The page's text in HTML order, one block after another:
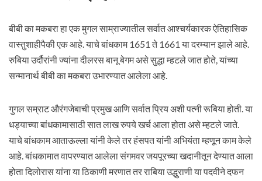
बीबी का मकबरा हा एक मुगल साम्राज्यातील सर्वात आश्चर्यकारक ऐतिहासिक
वास्तुशाहीपैकी एक आहे. याचे बांधकाम 1651 ते 1661 या दरम्यान झाले आहे.
रुबिया उर्दौरांनी ज्यांना दीलरस बानू बेगम असे सुद्धा म्हटले जात होते, यांच्या
सन्मानार्थ बीबी का मकबरा उभारण्यात आलेला आहे.
गुगल सम्राट औरंगजेबाची प्रमुख आणि सर्वात प्रिय अशी पत्नी रूबिया होती. या
धड्याच्या बांधकामासाठी सात लाख रुपये खर्च आला होता असे म्हटले जाते.
याचे बांधकाम आताऊल्ला यांनी केले तर हंसपत यांनी अभियंता म्हणून काम केले
आहे. बांधकामात वापरण्यात आलेला संगमवर जयपूरच्या खदानीतून देण्यात आला
होता दिलोरास यांना या ठिकाणी मरणात तर राबिया उद्धुराणी या पदवीने दफन